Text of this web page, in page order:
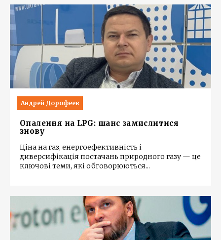
Андрей Дорофеев
Опалення на LPG: шанс замислитися
знову
Ціна на газ, енергоефективність і
диверсифікація постачань природного газу — це
ключові теми, які обговорюються...